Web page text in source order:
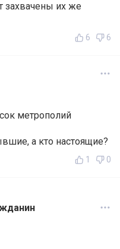
захвачены их же
6 6
метрополий
а кто настоящие?
1 0